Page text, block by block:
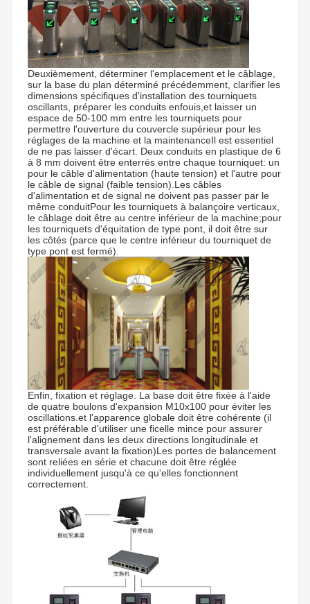
À La Maison Produits
À Propos De
Nous
Visite De
L'usine
Contrôle De
La Qualité
Nous
Contacter
Nouvelles Les Affaires
Demandez
Porte de tourniquet de trépied
Porte de barrière d'oscillation
Plein tourniquet de taille
Deuxièmement, déterminer l'emplacement et le câblage,
sur la base du plan déterminé précédemment, clarifier les
dimensions spécifiques d'installation des tourniquets
oscillants, préparer les conduits enfouis,et laisser un
espace de 50-100 mm entre les tourniquets pour
permettre l'ouverture du couvercle supérieur pour les
réglages de la machine et la maintenanceIl est essentiel
de ne pas laisser d'écart. Deux conduits en plastique de 6
à 8 mm doivent être enterrés entre chaque tourniquet: un
pour le câble d'alimentation (haute tension) et l'autre pour
le câble de signal (faible tension).Les câbles
d'alimentation et de signal ne doivent pas passer par le
même conduitPour les tourniquets à balançoire verticaux,
le câblage doit être au centre inférieur de la machine;pour
les tourniquets d'équitation de type pont, il doit être sur
les côtés (parce que le centre inférieur du tourniquet de
type pont est fermé).
Enfin, fixation et réglage. La base doit être fixée à l'aide
de quatre boulons d'expansion M10x100 pour éviter les
oscillations.et l'apparence globale doit être cohérente (il
est préférable d'utiliser une ficelle mince pour assurer
l'alignement dans les deux directions longitudinale et
transversale avant la fixation)Les portes de balancement
sont reliées en série et chacune doit être réglée
individuellement jusqu'à ce qu'elles fonctionnent
correctement.
Fondée en 2006, Shenzhen Chuang Xin Tong Technology
Co., Ltd. est une entreprise de haute technologie,
intégrant la R&D, la production, les ventes et le service en
un.CXT s'engage dans le domaine de la gestion
intelligente du contrôle d'accès des piétons, Il fournit aux
clients des tournevis de contrôle d'accès professionnels et
personnalisés et des solutions de porte de sécurité.